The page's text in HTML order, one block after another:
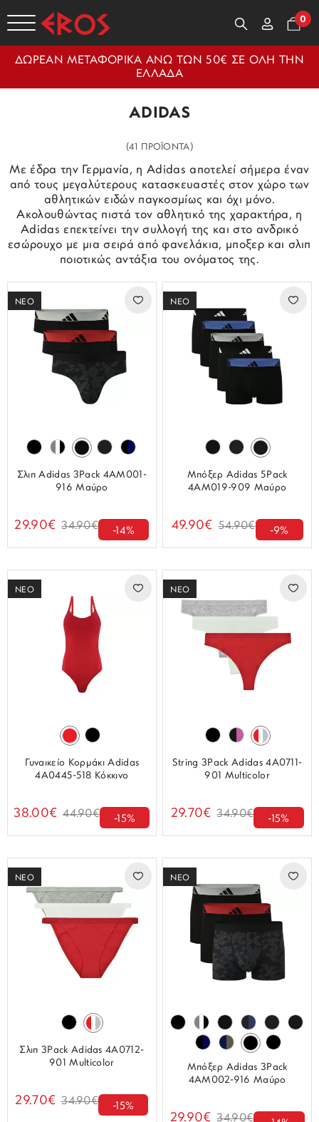
0
ΔΩΡΕΑΝ ΜΕΤΑΦΟΡΙΚΑ ΑΝΩ ΤΩΝ 50€ ΣΕ ΟΛΗ ΤΗΝ
ΕΛΛΑΔΑ
ADIDAS
(41 ΠΡΟΪΟΝΤΑ)
Με έδρα την Γερμανία, η Adidas αποτελεί σήμερα έναν
από τους μεγαλύτερους κατασκευαστές στον χώρο των
αθλητικών ειδών παγκοσμίως και όχι μόνο.
Ακολουθώντας πιστά τον αθλητικό της χαρακτήρα, η
Adidas επεκτείνει την συλλογή της και στο ανδρικό
εσώρουχο με μια σειρά από φανελάκια, μποξερ και σλιπ
ποιοτικώς αντάξια του ονόματος της.
ΝΕΟ
Σλιπ Adidas 3Pack 4AM001-
916 Μαύρο
29.90€ 34.90€ -14%
ΝΕΟ
Μπόξερ Adidas 5Pack
4AM019-909 Μαύρο
49.90€ 54.90€ -9%
ΝΕΟ
Γυναικείο Κορμάκι Adidas
4A0445-518 Κόκκινο
38.00€ 44.90€ -15%
ΝΕΟ
String 3Pack Adidas 4A0711-
901 Multicolor
29.70€ 34.90€ -15%
ΝΕΟ
Σλιπ 3Pack Adidas 4A0712-
901 Multicolor
29.70€ 34.90€ -15%
ΝΕΟ
Μπόξερ Adidas 3Pack
4AM002-916 Μαύρο
29.90€ 34.90€